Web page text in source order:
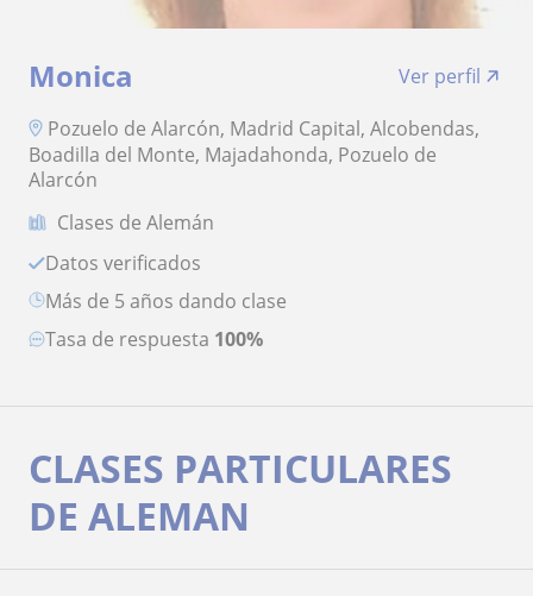
Monica
Ver perfil
Pozuelo de Alarcón, Madrid Capital, Alcobendas,
Boadilla del Monte, Majadahonda, Pozuelo de
Alarcón
Clases de Alemán
Datos verificados
más de 5 años dando clase
Tasa de respuesta 100%
CLASES PARTICULARES
DE ALEMAN